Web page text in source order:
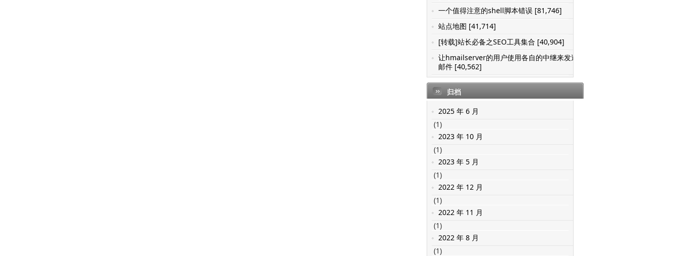
一个值得注意的shell脚本错误 [81,746]
站点地图 [41,714]
[转载]站长必备之SEO工具集合 [40,904]
让hmailserver的用户使用各自的中继来发送
邮件 [40,562]
归档
2025 年 6 月
(1)
2023 年 10 月
(1)
2023 年 5 月
(1)
2022 年 12 月
(1)
2022 年 11 月
(1)
2022 年 8 月
(1)